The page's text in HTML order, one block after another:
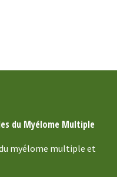
du Myélome Multiple
myélome multiple et